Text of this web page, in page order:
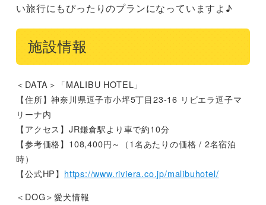
い旅行にもぴったりのプランになっていますよ♪
施設情報
＜DATA＞「MALIBU HOTEL」
【住所】神奈川県逗子市小坪5丁目23-16 リビエラ逗子マ
リーナ内
【アクセス】JR鎌倉駅より車で約10分
【参考価格】108,400円～（1名あたりの価格 / 2名宿泊
時）
【公式HP】 https://www.riviera.co.jp/malibuhotel/
＜DOG＞愛犬情報